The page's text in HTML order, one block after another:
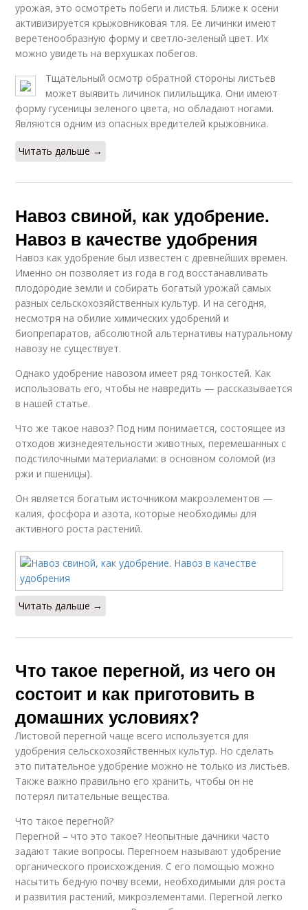
урожая, это осмотреть побеги и листья. Ближе к осени
активизируется крыжовниковая тля. Ее личинки имеют
веретенообразную форму и светло-зеленый цвет. Их
можно увидеть на верхушках побегов.
Тщательный осмотр обратной стороны листьев
может выявить личинок пилильщика. Они имеют
форму гусеницы зеленого цвета, но обладают ногами.
Являются одним из опасных вредителей крыжовника.
Читать дальше →
Навоз свиной, как удобрение.
Навоз в качестве удобрения
Навоз как удобрение был известен с древнейших времен.
Именно он позволяет из года в год восстанавливать
плодородие земли и собирать богатый урожай самых
разных сельскохозяйственных культур. И на сегодня,
несмотря на обилие химических удобрений и
биопрепаратов, абсолютной альтернативы натуральному
навозу не существует.
Однако удобрение навозом имеет ряд тонкостей. Как
использовать его, чтобы не навредить — рассказывается
в нашей статье.
Что же такое навоз? Под ним понимается, состоящее из
отходов жизнедеятельности животных, перемешанных с
подстилочными материалами: в основном соломой (из
ржи и пшеницы).
Он является богатым источником макроэлементов —
калия, фосфора и азота, которые необходимы для
активного роста растений.
Читать дальше →
Что такое перегной, из чего он
состоит и как приготовить в
домашних условиях?
Листовой перегной чаще всего используется для
удобрения сельскохозяйственных культур. Но сделать
это питательное удобрение можно не только из листьев.
Также важно правильно его хранить, чтобы он не
потерял питательные вещества.
Что такое перегной?
Перегной – что это такое? Неопытные дачники часто
задают такие вопросы. Перегноем называют удобрение
органического происхождения. С его помощью можно
насытить бедную почву всеми, необходимыми для роста
и развития растений, микроэлементами. Перегной легко